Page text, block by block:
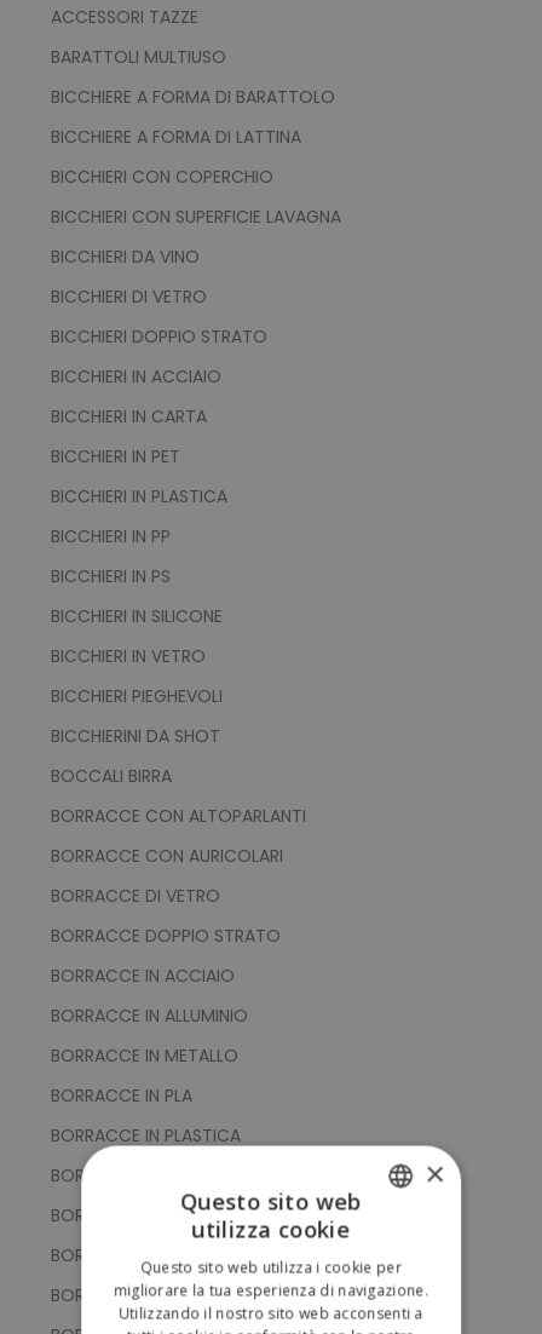
ACCESSORI TAZZE
BARATTOLI MULTIUSO
BICCHIERE A FORMA DI BARATTOLO
BICCHIERE A FORMA DI LATTINA
BICCHIERI CON COPERCHIO
BICCHIERI CON SUPERFICIE LAVAGNA
BICCHIERI DA VINO
BICCHIERI DI VETRO
BICCHIERI DOPPIO STRATO
BICCHIERI IN ACCIAIO
BICCHIERI IN CARTA
BICCHIERI IN PET
BICCHIERI IN PLASTICA
BICCHIERI IN PP
BICCHIERI IN PS
BICCHIERI IN SILICONE
BICCHIERI IN VETRO
BICCHIERI PIEGHEVOLI
BICCHIERINI DA SHOT
BOCCALI BIRRA
BORRACCE CON ALTOPARLANTI
BORRACCE CON AURICOLARI
BORRACCE DI VETRO
BORRACCE DOPPIO STRATO
BORRACCE IN ACCIAIO
BORRACCE IN ALLUMINIO
BORRACCE IN METALLO
BORRACCE IN PLA
BORRACCE IN PLASTICA
BORRACCE IN PLASTICA ECOLOGICA
BORRACCE IN PLASTICA - PE - PET - PCTG - BPA
BORRACCE IN POLIPROPILENE
BORRACCE IN PS
ENGLISH
×
Questo sito web
utilizza cookie
Questo sito web utilizza i cookie per
migliorare la tua esperienza di navigazione.
Utilizzando il nostro sito web acconsenti a